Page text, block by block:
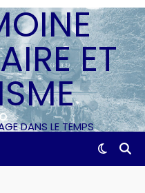
ET
DANS LE TEMPS